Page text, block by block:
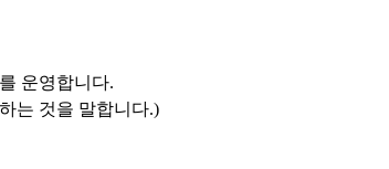
운영합니다.
는 것을 말합니다.)